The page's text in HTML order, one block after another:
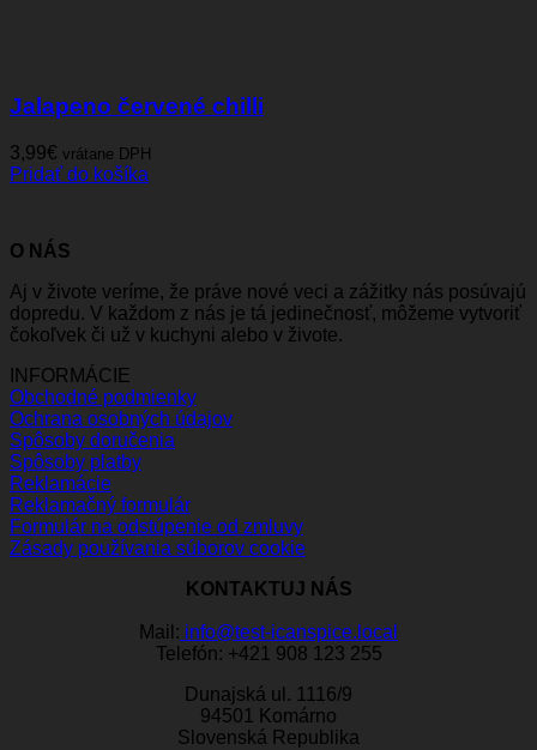
Jalapeno červené chilli
3,99€ vrátane DPH
Pridať do košíka
O NÁS
Aj v živote veríme, že práve nové veci a zážitky nás posúvajú
dopredu. V každom z nás je tá jedinečnosť, môžeme vytvoriť
čokoľvek či už v kuchyni alebo v živote.
INFORMÁCIE
Obchodné podmienky
Ochrana osobných údajov
Spôsoby doručenia
Spôsoby platby
Reklamácie
Reklamačný formulár
Formulár na odstúpenie od zmluvy
Zásady používania súborov cookie
KONTAKTUJ NÁS
Mail: info@test-icanspice.local
Telefón: +421 908 123 255
Dunajská ul. 1116/9
94501 Komárno
Slovenská Republika